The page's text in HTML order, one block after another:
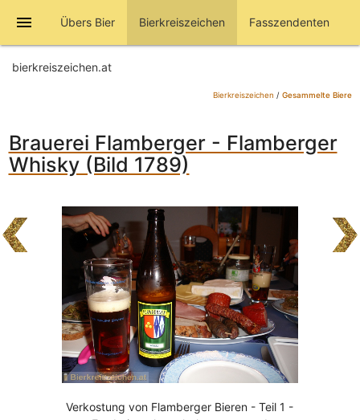
menu Übers Bier Bierkreiszeichen Fasszendenten
bierkreiszeichen.at
Bierkreiszeichen / Gesammelte Biere
Brauerei Flamberger - Flamberger
Whisky (Bild 1789)
Verkostung von Flamberger Bieren - Teil 1 -